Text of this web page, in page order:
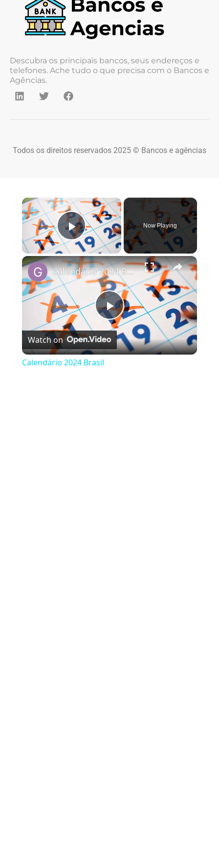
Descubra os principais bancos, seus endereços e
telefones. Ache tudo o que precisa com o Bancos e
Agências.
Todos os direitos reservados 2025 © Bancos e agências
×
Play Video
Now Playing
×
Play Video
Calendário 2024 Brasil
Watch on
Calendário 2024 Brasil